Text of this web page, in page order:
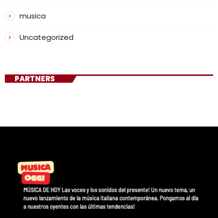
musica
Uncategorized
PARTNERS